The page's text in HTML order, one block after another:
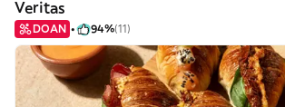
Veritas
DOAN 94%(11)